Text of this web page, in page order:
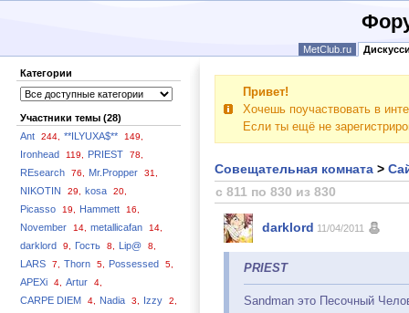
MetClub.ru
Категории
Участники темы (28)
Ant
244, **ILYUXA$** 149,
Ironhead 119, PRIEST 78,
REsearch 76, Mr.Propper 31,
NIKOTIN 29, kosa 20,
Picasso 19, Hammett 16,
November 14, metallicafan 14,
darklord 9, Гость 8, Lip@ 8,
LARS 7, Thorn 5, Possessed 5,
APEXi 4, Artur 4,
CARPE DIEM 4, Nadia 3, Izzy 2,
Привет!
Хочешь поучаствовать в
Если ты ещё не
Совещательная комната >
с 811 по 830 из 830
darklord 11/04/2011
PRIEST
Sandman это Песочный